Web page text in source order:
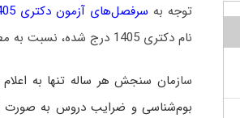
توجه به سرفصل‌های آزمون دکتری 1405 رشته زیست‌شناسی گیاهی – سیستماتیک و بوم‌شناسی
نام دکتری 1405 درج شده، نسبت به مطالعه و کسب آمادگی لازم برای آزمون اقدام نمایند.
سازمان سنجش هر ساله تنها به
بوم‌شناسی و ضرایب دروس به